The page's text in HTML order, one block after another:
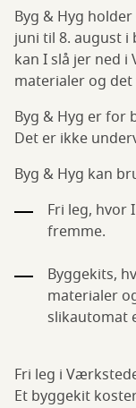
Byg & Hyg
juni til 8. august
kan I slå jer ned
materialer og
Byg & Hyg er for
Det er ikke
Byg & Hyg kan
Fri leg, hvor
fremme.
Byggekits,
materialer
slikautomat
Fri leg i
Et byggekit